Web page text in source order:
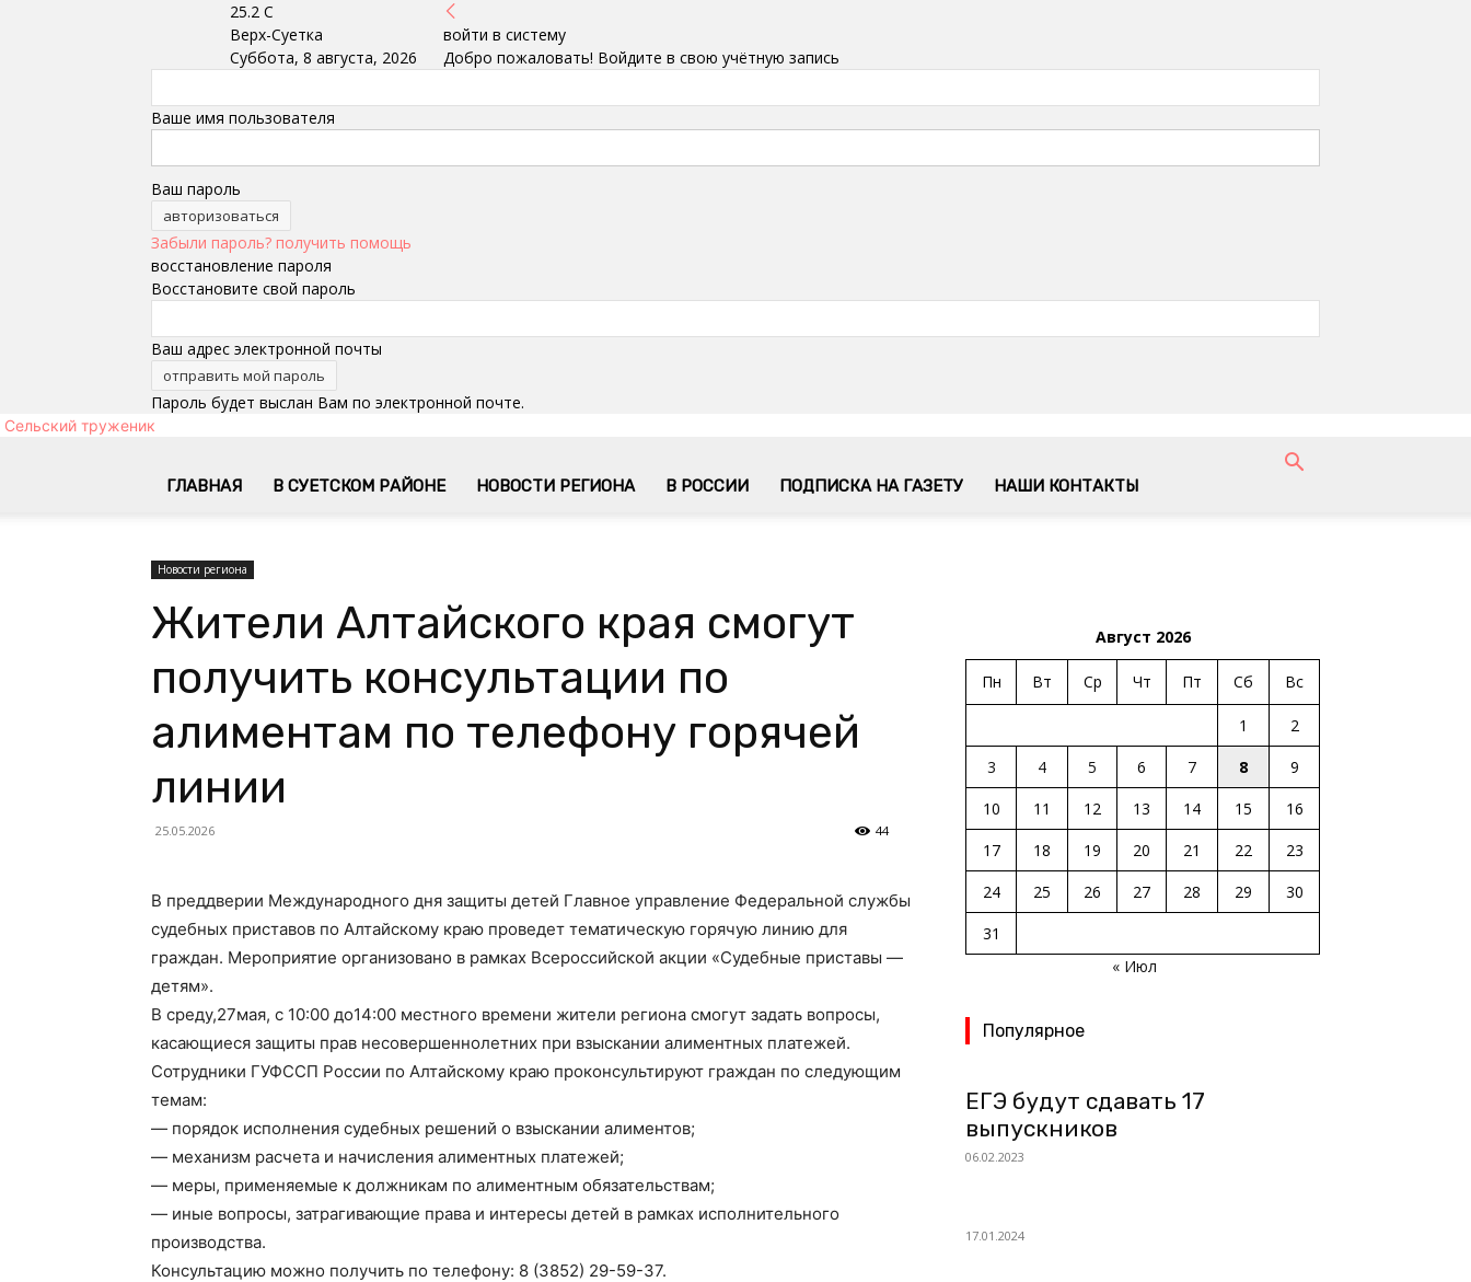
25.2 C
Верх-Суетка
Суббота, 8 августа, 2026
войти в систему
Добро пожаловать! Войдите в свою учётную запись
Ваше имя пользователя
Ваш пароль
Забыли пароль? получить помощь
восстановление пароля
Восстановите свой пароль
Ваш адрес электронной почты
Пароль будет выслан Вам по электронной почте.
Сельский труженик
ГЛАВНАЯ В СУЕТСКОМ РАЙОНЕ НОВОСТИ РЕГИОНА В РОССИИ ПОДПИСКА НА ГАЗЕТУ НАШИ КОНТАКТЫ
Новости региона
Жители Алтайского края смогут
получить консультации по
алиментам по телефону горячей
линии
25.05.2026 44
В преддверии Международного дня защиты детей Главное управление Федеральной службы
судебных приставов по Алтайскому краю проведет тематическую горячую линию для
граждан. Мероприятие организовано в рамках Всероссийской акции «Судебные приставы —
детям».
В среду,27мая, с 10:00 до14:00 местного времени жители региона смогут задать вопросы,
касающиеся защиты прав несовершеннолетних при взыскании алиментных платежей.
Сотрудники ГУФССП России по Алтайскому краю проконсультируют граждан по следующим
темам:
— порядок исполнения судебных решений о взыскании алиментов;
— механизм расчета и начисления алиментных платежей;
— меры, применяемые к должникам по алиментным обязательствам;
— иные вопросы, затрагивающие права и интересы детей в рамках исполнительного
производства.
Консультацию можно получить по телефону: 8 (3852) 29-59-37.
Август 2026
Пн Вт Ср Чт Пт Сб Вс
1
2
3
4 5 6 7 8
9
10
11 12 13 14 15
16
17
18 19 20 21 22
23
24
25 26 27 28 29
30
31
« Июл
Популярное
ЕГЭ будут сдавать 17
выпускников
06.02.2023
17.01.2024